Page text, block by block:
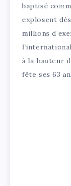
baptisé
explosent
millions
à la hauteur
fête ses 63